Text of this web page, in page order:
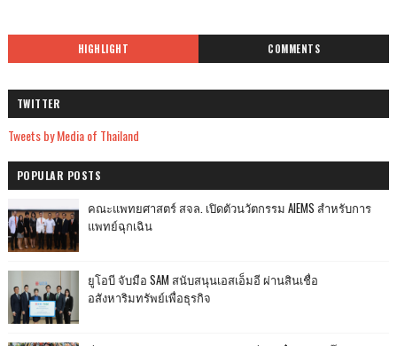
HIGHLIGHT COMMENTS
TWITTER
Tweets by Media of Thailand
POPULAR POSTS
คณะแพทยศาสตร์ สจล. เปิดตัวนวัตกรรม AIEMS สำหรับการ
แพทย์ฉุกเฉิน
ยูโอบี จับมือ SAM สนับสนุนเอสเอ็มอี ผ่านสินเชื่อ
อสังหาริมทรัพย์เพื่อธุรกิจ